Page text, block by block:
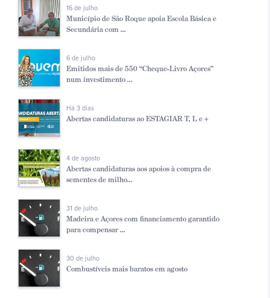
16 de julho
Município de São Roque apoia Escola Básica e
Secundária com ...
6 de julho
Emitidos mais de 550 “Cheque-Livro Açores”
num investimento ...
Há 3 dias
Abertas candidaturas ao ESTAGIAR T, L e +
4 de agosto
Abertas candidaturas aos apoios à compra de
sementes de milho...
31 de julho
Madeira e Açores com financiamento garantido
para compensar ...
30 de julho
Combustíveis mais baratos em agosto